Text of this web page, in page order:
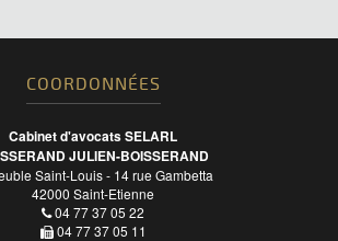
COORDONNÉES
Cabinet d'avocats SELARL
JULIEN-BOISSERAND
Saint-Louis - 14 rue Gambetta
42000 Saint-Etienne
04 77 37 05 22
04 77 37 05 11